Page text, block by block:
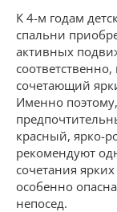
К 4-м годам
спальни
активных
сочетающий
Именно
красный, ярко-
рекомендуют
сочетания
особенно
непосед.